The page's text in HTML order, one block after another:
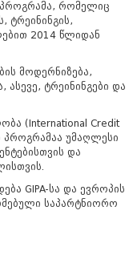
პროგრამა, რომელიც
ტრეინინგის,
2014 წლიდან
მოდერნიზება,
ტრეინინგები და
(International Credit
პროგრამაა უმაღლესი
და
GIPA-სა და ევროპის
საპარტნიორო